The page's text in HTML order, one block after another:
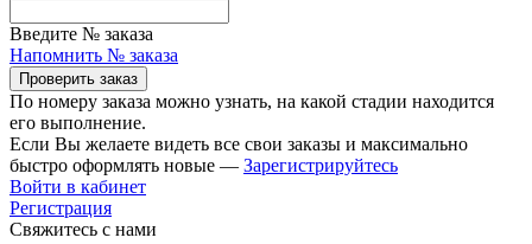
Введите № заказа
Напомнить № заказа
Проверить заказ
По номеру заказа можно узнать, на какой стадии находится
его выполнение.
Если Вы желаете видеть все свои заказы и максимально
быстро оформлять новые — Зарегистрируйтесь
Войти в кабинет
Регистрация
Свяжитесь с нами